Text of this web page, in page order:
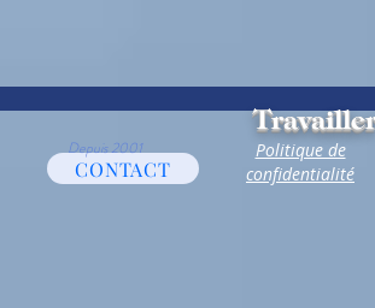
CONTACT
Politique de
confidentialité
Depuis 2001